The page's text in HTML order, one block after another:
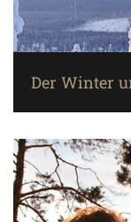
Der Winter